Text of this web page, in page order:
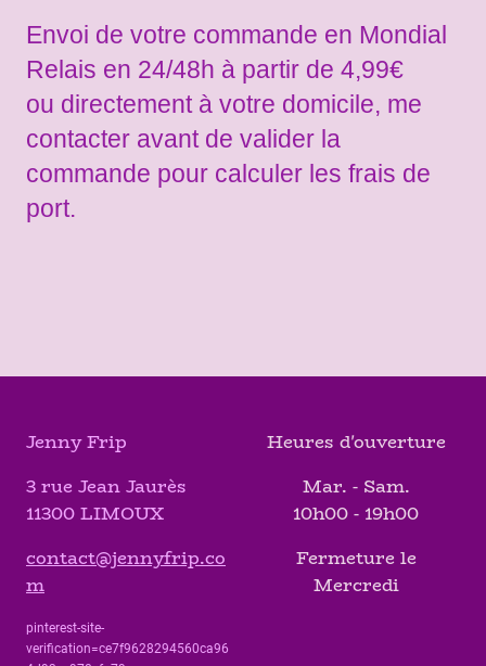
Envoi de votre commande en Mondial
Relais en 24/48h à partir de 4,99€
ou directement à votre domicile, me
contacter avant de valider la
commande pour calculer les frais de
port.
Jenny Frip
3 rue Jean Jaurès
11300 LIMOUX
contact@jennyfrip.co
m
pinterest-site-
verification=ce7f9628294560ca96
Heures d'ouverture
Mar. - Sam.
10h00 - 19h00
Fermeture le
Mercredi